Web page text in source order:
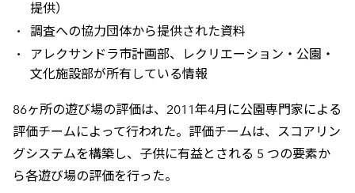
提供）
調査への協力団体から提供された資料
アレクサンドラ市計画部、レクリエーション・公園・
文化施設部が所有している情報
86ヶ所の遊び場の評価は、2011年4月に公園専門家による
評価チームによって行われた。評価チームは、スコアリン
グシステムを構築し、子供に有益とされる 5 つの要素か
ら各遊び場の評価を行った。